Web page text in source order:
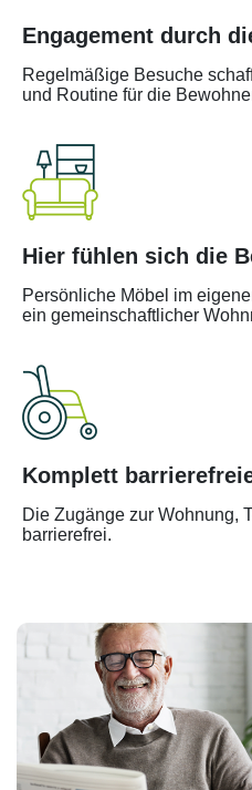
Engagement durch
Regelmäßige Besuche
und Routine für die
Hier fühlen sich die
Persönliche Möbel im
ein gemeinschaftlicher
Komplett
Die Zugänge zur Wohnung,
barrierefrei.